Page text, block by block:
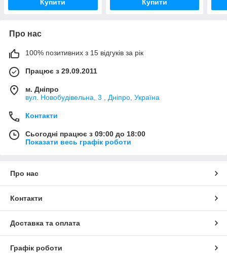
Купити Купити
Про нас
100% позитивних з 15 відгуків за рік
Працює з 29.09.2011
м. Дніпро
вул. Новобудівельна, 3 , Дніпро, Україна
Контакти
Сьогодні працює з 09:00 до 18:00
Показати весь графік роботи
Про нас
Контакти
Доставка та оплата
Графік роботи